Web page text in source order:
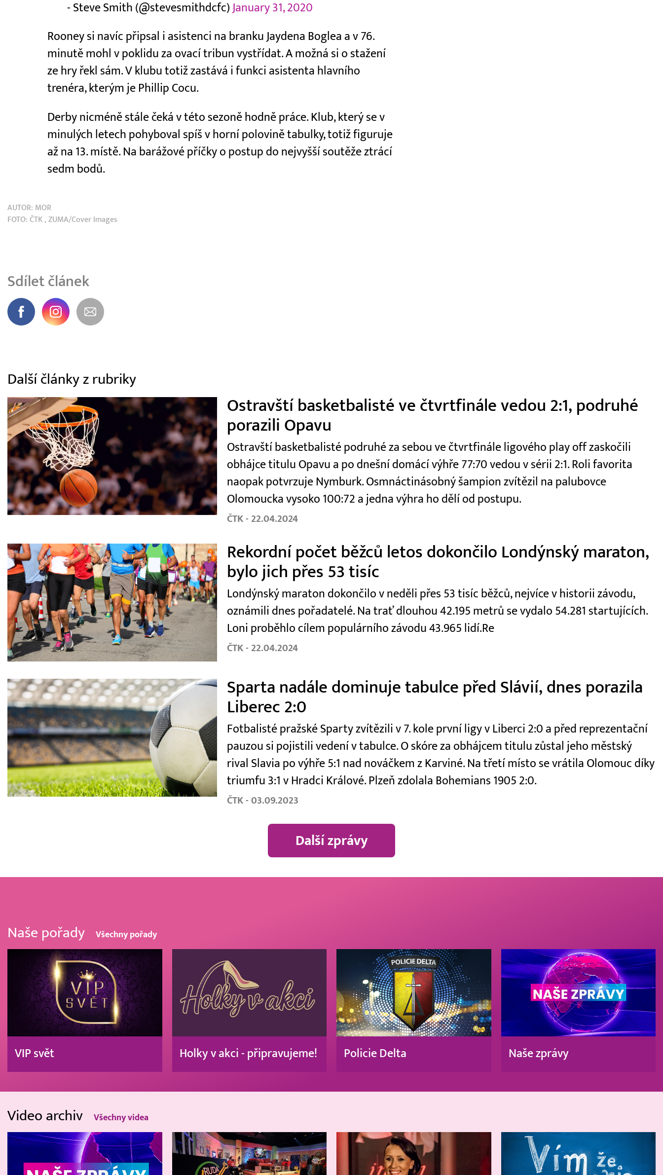
- Steve Smith (@stevesmithdcfc) January 31, 2020
Rooney si navíc připsal i asistenci na branku Jaydena Boglea a v 76.
minutě mohl v poklidu za ovací tribun vystřídat. A možná si o stažení
ze hry řekl sám. V klubu totiž zastává i funkci asistenta hlavního
trenéra, kterým je Phillip Cocu.
Derby nicméně stále čeká v této sezoně hodně práce. Klub, který se v
minulých letech pohyboval spíš v horní polovině tabulky, totiž figuruje
až na 13. místě. Na barážové příčky o postup do nejvyšší soutěže ztrácí
sedm bodů.
AUTOR: MOR
FOTO: ČTK , ZUMA/Cover Images
Sdílet článek
Další články z rubriky
Ostravští basketbalisté ve čtvrtfinále vedou 2:1, podruhé
porazili Opavu
Ostravští basketbalisté podruhé za sebou ve čtvrtfinále ligového play off zaskočili
obhájce titulu Opavu a po dnešní domácí výhře 77:70 vedou v sérii 2:1. Roli favorita
naopak potvrzuje Nymburk. Osmnáctinásobný šampion zvítězil na palubovce
Olomoucka vysoko 100:72 a jedna výhra ho dělí od postupu.
ČTK - 22.04.2024
Rekordní počet běžců letos dokončilo Londýnský maraton,
bylo jich přes 53 tisíc
Londýnský maraton dokončilo v neděli přes 53 tisíc běžců, nejvíce v historii závodu,
oznámili dnes pořadatelé. Na trať dlouhou 42.195 metrů se vydalo 54.281 startujících.
Loni proběhlo cílem populárního závodu 43.965 lidí.Re
ČTK - 22.04.2024
Sparta nadále dominuje tabulce před Slávií, dnes porazila
Liberec 2:0
Fotbalisté pražské Sparty zvítězili v 7. kole první ligy v Liberci 2:0 a před reprezentační
pauzou si pojistili vedení v tabulce. O skóre za obhájcem titulu zůstal jeho městský
rival Slavia po výhře 5:1 nad nováčkem z Karviné. Na třetí místo se vrátila Olomouc díky
triumfu 3:1 v Hradci Králové. Plzeň zdolala Bohemians 1905 2:0.
ČTK - 03.09.2023
Další zprávy
Naše pořady Všechny pořady
VIP svět Holky v akci - připravujeme! Policie Delta Naše zprávy
Video archiv Všechny videa